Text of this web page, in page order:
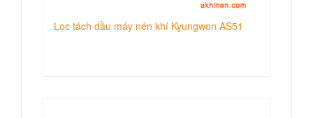
Lọc tách dầu máy nén khí Kyungwon AS51